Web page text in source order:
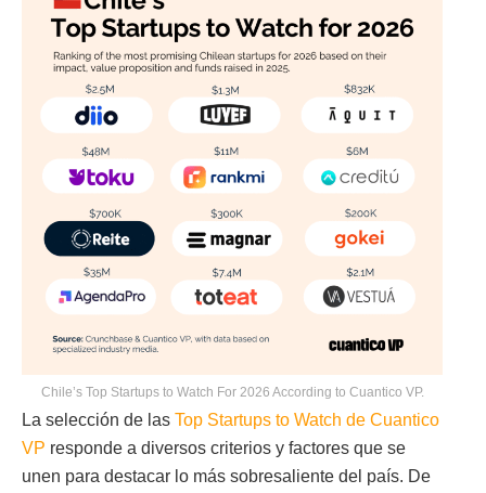
Chile’s Top Startups to Watch For 2026 According to Cuantico VP.
La selección de las Top Startups to Watch de Cuantico
VP responde a diversos criterios y factores que se
unen para destacar lo más sobresaliente del país. De